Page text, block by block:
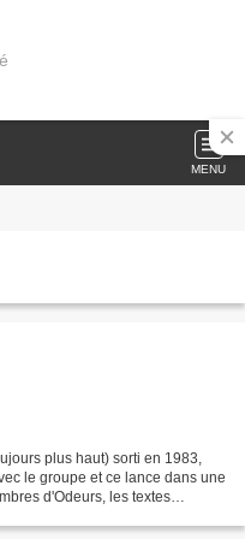
MENU
plus haut) sorti en 1983,
le groupe et ce lance dans une
d'Odeurs, les textes